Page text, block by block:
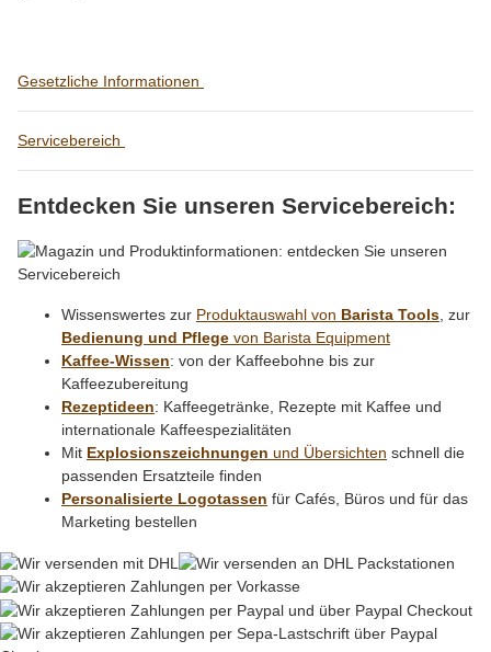
Gesetzliche Informationen
Servicebereich
Entdecken Sie unseren Servicebereich:
Wissenswertes zur Produktauswahl von Barista Tools , zur
Bedienung und Pflege von Barista Equipment
Kaffee-Wissen: von der Kaffeebohne bis zur
Kaffeezubereitung
Rezeptideen: Kaffeegetränke, Rezepte mit Kaffee und
internationale Kaffeespezialitäten
Mit Explosionszeichnungen und Übersichten schnell die
passenden Ersatzteile finden
Personalisierte Logotassen für Cafés, Büros und für das
Marketing bestellen